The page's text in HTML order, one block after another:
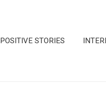
POSITIVE STORIES